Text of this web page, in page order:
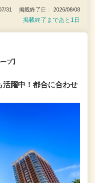
31 掲載終了日： 2026/08/08
掲載終了まであと1日
プ】
躍中！都合に合わせ